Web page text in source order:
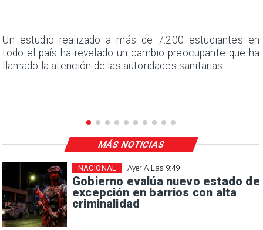
Un estudio realizado a más de 7.200 estudiantes en
todo el país ha revelado un cambio preocupante que ha
llamado la atención de las autoridades sanitarias.
Ayer A Las 9:49
Gobierno evalúa nuevo estado de
excepción en barrios con alta
criminalidad
NACIONAL
MÁS NOTICIAS